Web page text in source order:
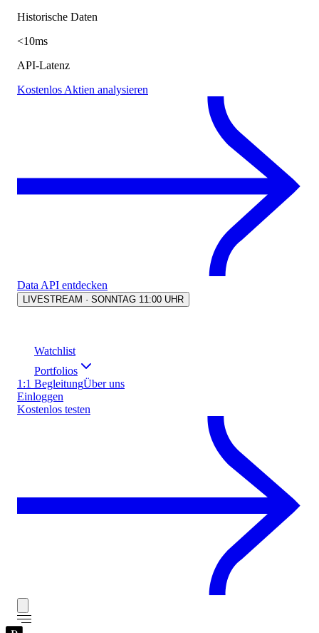
Historische Daten
<10ms
API-Latenz
Kostenlos Aktien analysieren
Data API entdecken
LIVESTREAM · SONNTAG 11:00 UHR
Watchlist
Portfolios
1:1 BegleitungÜber uns
Einloggen
Kostenlos testen